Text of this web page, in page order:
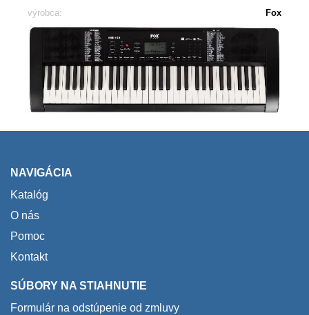
výrobca:
Fox
NAVIGÁCIA
Katalóg
O nás
Pomoc
Kontakt
SÚBORY NA STIAHNUTIE
Formulár na odstúpenie od zmluvy